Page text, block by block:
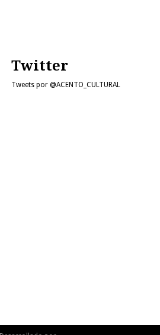
Twitter
Tweets por @ACENTO_CULTURAL